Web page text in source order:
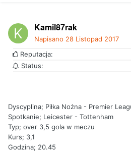
Kamil87rak
Napisano 28 Listopad 2017
Reputacja:
Status:
Dyscyplina; Piłka Nożna - Premier
Spotkanie; Leicester - Tottenham
Typ; over 3,5 gola w meczu
Kurs; 3,1
Godzina; 20.45